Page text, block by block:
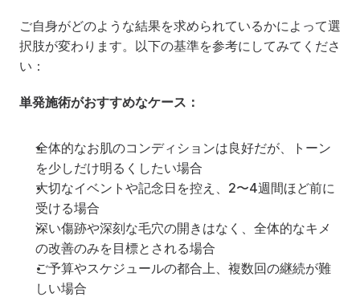
ご自身がどのような結果を求められているかによって選
択肢が変わります。以下の基準を参考にしてみてくださ
い：
単発施術がおすすめなケース：
全体的なお肌のコンディションは良好だが、トーン
を少しだけ明るくしたい場合
大切なイベントや記念日を控え、2〜4週間ほど前に
受ける場合
深い傷跡や深刻な毛穴の開きはなく、全体的なキメ
の改善のみを目標とされる場合
ご予算やスケジュールの都合上、複数回の継続が難
しい場合